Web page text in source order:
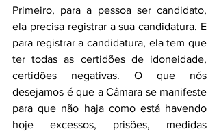
Primeiro, para a pessoa ser candidato,
ela precisa registrar a sua candidatura. E
para registrar a candidatura, ela tem que
ter todas as certidões de idoneidade,
certidões negativas. O que nós
desejamos é que a Câmara se manifeste
para que não haja como está havendo
hoje excessos, prisões, medidas